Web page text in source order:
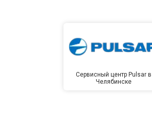
Сервисный центр Pulsar в
Челябинске